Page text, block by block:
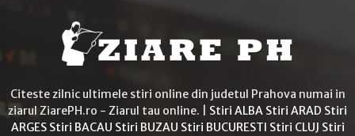
Citeste zilnic ultimele stiri online din judetul Prahova numai in
ziarul ZiarePH.ro - Ziarul tau online. | Stiri ALBA Stiri ARAD Stiri
ARGES Stiri BACAU Stiri BUZAU Stiri BUCURESTI Stiri CLUJ Stiri